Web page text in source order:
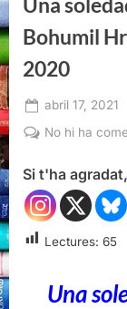
Bohumil
2020
Posted
on
abril 17, 2021
No hi ha
Si t'ha
Lectures: 65
Una